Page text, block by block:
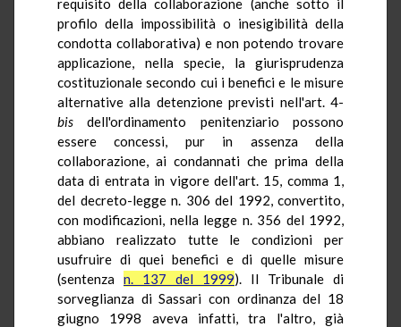
requisito della collaborazione (anche sotto il
profilo della impossibilità o inesigibilità della
condotta collaborativa) e non potendo trovare
applicazione, nella specie, la giurisprudenza
costituzionale secondo cui i benefici e le misure
alternative alla detenzione previsti nell'art. 4-
bisdell'ordinamento penitenziario possono
essere concessi, pur in assenza della
collaborazione, ai condannati che prima della
data di entrata in vigore dell'art. 15, comma 1,
del decreto-legge n. 306 del 1992, convertito,
con modificazioni, nella legge n. 356 del 1992,
abbiano realizzato tutte le condizioni per
usufruire di quei benefici e di quelle misure
(sentenza n. 137 del 1999). Il Tribunale di
sorveglianza di Sassari con ordinanza del 18
giugno 1998 aveva infatti, tra l'altro, già